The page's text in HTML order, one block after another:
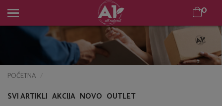
0
POČETNA
SVI ARTIKLI AKCIJA NOVO OUTLET